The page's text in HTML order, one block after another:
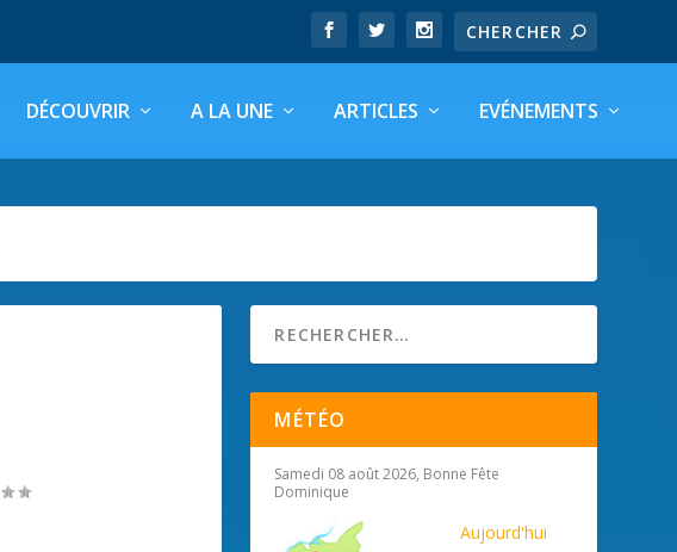
DÉCOUVRIR A LA UNE ARTICLES EVÉNEMENTS
MÉTÉO
Samedi 08 août 2026, Bonne Fête
Dominique
Aujourd'hui